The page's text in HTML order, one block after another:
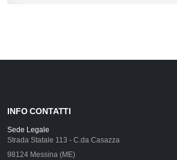
INFO CONTATTI
Sede Legale
Strada Statale 113 - C.da Casazza
98124 Messina (ME)